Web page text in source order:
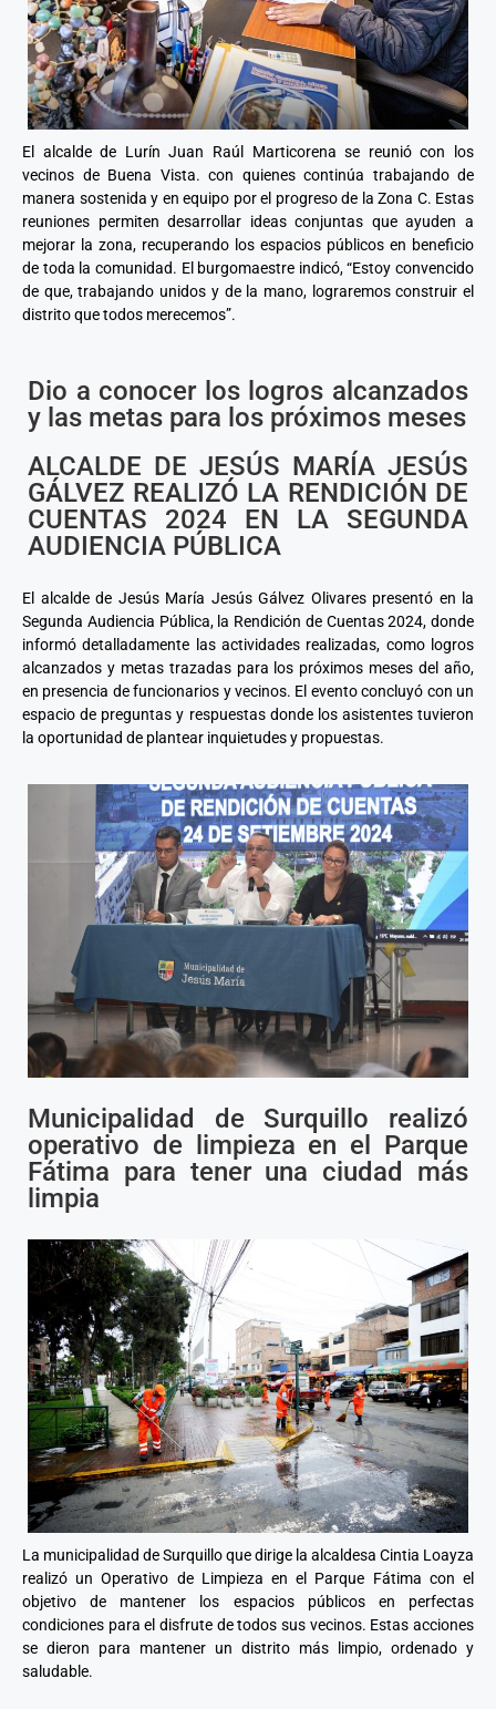
El alcalde de Lurín Juan Raúl Marticorena se reunió con los
vecinos de Buena Vista. con quienes continúa trabajando de
manera sostenida y en equipo por el progreso de la Zona C. Estas
reuniones permiten desarrollar ideas conjuntas que ayuden a
mejorar la zona, recuperando los espacios públicos en beneficio
de toda la comunidad. El burgomaestre indicó, “Estoy convencido
de que, trabajando unidos y de la mano, lograremos construir el
distrito que todos merecemos”.
Dio a conocer los logros alcanzados
y las metas para los próximos meses
ALCALDE DE JESÚS MARÍA JESÚS
GÁLVEZ REALIZÓ LA RENDICIÓN DE
CUENTAS 2024 EN LA SEGUNDA
AUDIENCIA PÚBLICA
El alcalde de Jesús María Jesús Gálvez Olivares presentó en la
Segunda Audiencia Pública, la Rendición de Cuentas 2024, donde
informó detalladamente las actividades realizadas, como logros
alcanzados y metas trazadas para los próximos meses del año,
en presencia de funcionarios y vecinos. El evento concluyó con un
espacio de preguntas y respuestas donde los asistentes tuvieron
la oportunidad de plantear inquietudes y propuestas.
Municipalidad de Surquillo realizó
operativo de limpieza en el Parque
Fátima para tener una ciudad más
limpia
La municipalidad de Surquillo que dirige la alcaldesa Cintia Loayza
realizó un Operativo de Limpieza en el Parque Fátima con el
objetivo de mantener los espacios públicos en perfectas
condiciones para el disfrute de todos sus vecinos. Estas acciones
se dieron para mantener un distrito más limpio, ordenado y
saludable.